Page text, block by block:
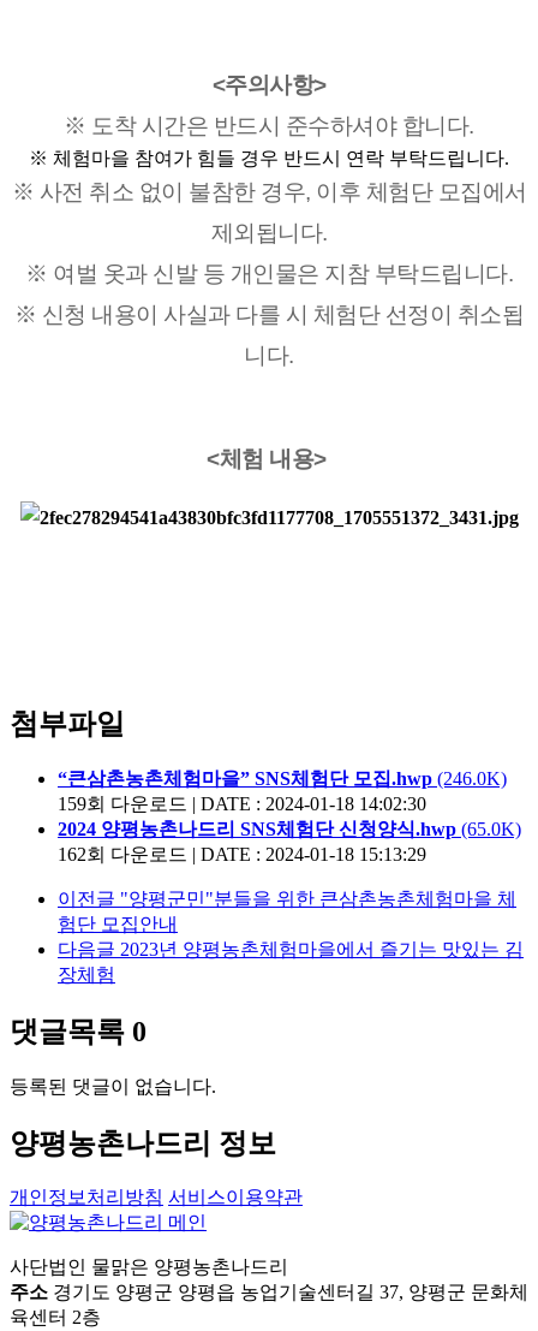
<주의사항>
※ 도착 시간은 반드시 준수하셔야 합니다.
※ 체험마을 참여가 힘들 경우 반드시 연락 부탁드립니다.
※ 사전 취소 없이 불참한 경우, 이후 체험단 모집에서
제외됩니다.
※ 여벌 옷과 신발 등 개인물은 지참 부탁드립니다.
※ ​신청 내용이 사실과 다를 시 체험단 선정이 취소됩
니다.
<체험 내용>
첨부파일
“큰삼촌농촌체험마을” SNS체험단 모집.hwp (246.0K)
159회 다운로드 | DATE : 2024-01-18 14:02:30
2024 양평농촌나드리 SNS체험단 신청양식.hwp (65.0K)
162회 다운로드 | DATE : 2024-01-18 15:13:29
이전글 "양평군민"분들을 위한 큰삼촌농촌체험마을 체
험단 모집안내
다음글 2023년 양평농촌체험마을에서 즐기는 맛있는 김
장체험
댓글목록 0
등록된 댓글이 없습니다.
양평농촌나드리 정보
개인정보처리방침 서비스이용약관
사단법인 물맑은 양평농촌나드리
주소 경기도 양평군 양평읍 농업기술센터길 37, 양평군 문화체
육센터 2층